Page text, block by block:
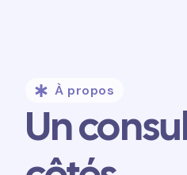
À propos
Un